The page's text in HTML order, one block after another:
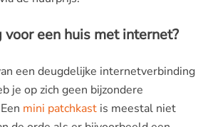
een huis met internet?
een deugdelijke internetverbinding
je op zich geen bijzondere
mini patchkastis meestal niet